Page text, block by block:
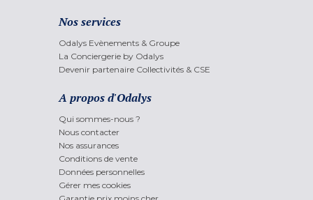
Nos services
Odalys Evènements & Groupe
La Conciergerie by Odalys
Devenir partenaire Collectivités & CSE
A propos d'Odalys
Qui sommes-nous ?
Nous contacter
Nos assurances
Conditions de vente
Données personnelles
Gérer mes cookies